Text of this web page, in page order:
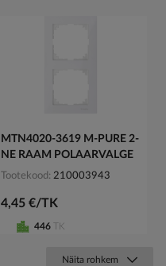
MTN4020-3619 M-PURE 2-
NE RAAM POLAARVALGE
Tootekood 210003943
4,45 €/TK
446 TK
Näita rohkem